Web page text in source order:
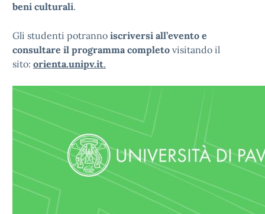
beni culturali.
Gli studenti potranno iscriversi all’evento e
consultare il programma completo visitando il
sito: orienta.unipv.it.